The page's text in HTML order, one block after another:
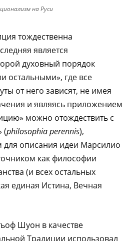
на Руси
тождественна
является
духовный порядок
остальными», где все
от него зависят, не имея
и являясь приложением
можно отождествить с
(philosophia perennis),
описания идеи Марсилио
как философии
(и всех остальных
единая Истина, Вечная
Шуон в качестве
Традиции использовал